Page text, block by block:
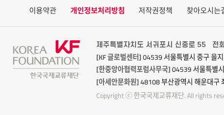
이용약관 개인정보처리방침 저작권정책 찾아오시는
제주특별자치도 서귀포시 신중로 55 전
[KF 글로벌센터]04539 서울특별시 중구 을
[한중앙아협력포럼사무국]04539 서울특별
[아세안문화원]48108 부산광역시 해운대구
Copyright ⓒ 한국국제교류재단. All rights